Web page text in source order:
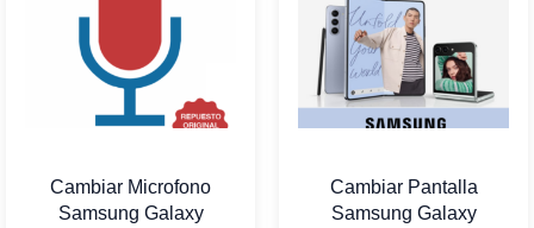
Cambiar Microfono
Samsung Galaxy
Cambiar Pantalla
Samsung Galaxy